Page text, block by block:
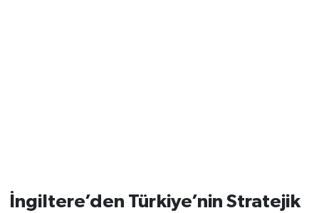
İngiltere’den Türkiye’nin Stratejik